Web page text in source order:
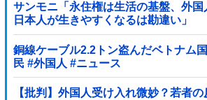
サンモニ「永住権は生活の基盤、外
日本人が生きやすくなるは勘違い」
銅線ケーブル2.2トン盗んだベトナム
民 #外国人 #ニュース
【批判】外国人受け入れ微妙？若者